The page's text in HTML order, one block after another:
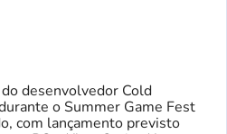
desenvolvedor Cold
o Summer Game Fest
com lançamento previsto